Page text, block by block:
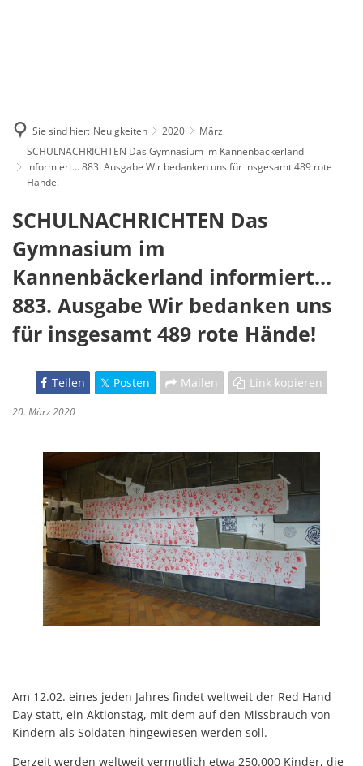
Sie sind hier: Neuigkeiten 2020
März
SCHULNACHRICHTEN Das Gymnasium im Kannenbäckerland
informiert... 883. Ausgabe Wir bedanken uns für insgesamt 489 rote
Hände!
SCHULNACHRICHTEN Das
Gymnasium im
Kannenbäckerland informiert...
883. Ausgabe Wir bedanken uns
für insgesamt 489 rote Hände!
Teilen Posten Mailen Link kopieren
20. März 2020
Am 12.02. eines jeden Jahres findet weltweit der Red Hand
Day statt, ein Aktionstag, mit dem auf den Missbrauch von
Kindern als Soldaten hingewiesen werden soll.
Derzeit werden weltweit vermutlich etwa 250.000 Kinder, die